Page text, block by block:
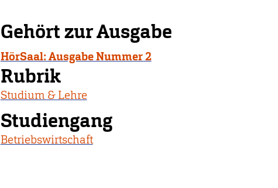
instead.
Gehört zur Ausgabe
HörSaal: Ausgabe Nummer 2
Rubrik
Studium & Lehre
Studiengang
Betriebswirtschaft